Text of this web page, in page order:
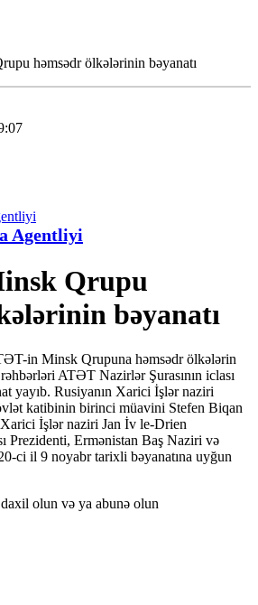
həmsədr ölkələrinin bəyanatı
Agentliyi
Qrupu
bəyanatı
in Minsk Qrupuna həmsədr ölkələrin
ATƏT Nazirlər Şurasının iclası
yayıb. Rusiyanın Xarici İşlər naziri
katibinin birinci müavini Stefen Biqan
İşlər naziri Jan İv le-Drien
Prezidenti, Ermənistan Baş Naziri və
ci il 9 noyabr tarixli bəyanatına uyğun
olun və ya abunə olun